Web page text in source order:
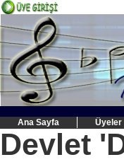
Ana Sayfa Üyeler
Devlet